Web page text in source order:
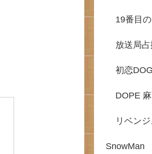
19番目
放送局
初恋
DOPE
リベン
SnowMan